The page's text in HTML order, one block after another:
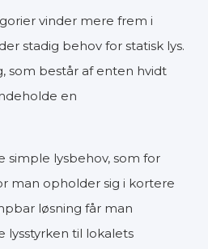
vinder mere frem i
stadig behov for statisk lys.
som består af enten hvidt
en
lysbehov, som for
man opholder sig i kortere
løsning får man
lysstyrken til lokalets